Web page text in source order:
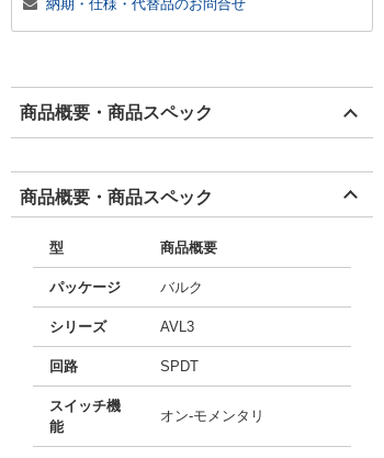
納期・仕様・代替品のお問合せ
商品概要・商品スペック
商品概要・商品スペック
型 商品概要
パッケージ バルク
シリーズ AVL3
回路 SPDT
スイッチ機
能
オン-モメンタリ